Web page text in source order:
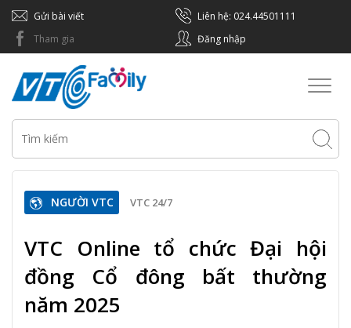
Gửi bài viết
Liên hệ: 024.44501111
Tham gia
Đăng nhập
NGƯỜI VTC VTC 24/7
VTC Online tổ chức Đại hội
đồng Cổ đông bất thường
năm 2025